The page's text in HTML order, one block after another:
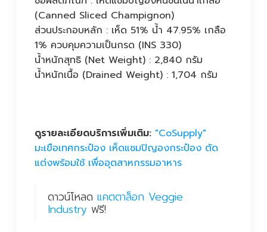
(Canned Sliced Champignon)
ส่วนประกอบหลัก : เห็ด 51% น้ำ 47.95% เกลือ
1% ควบคุมความเป็นกรด (INS 330)
น้ำหนักสุทธิ (Net Weight) : 2,840 กรัม
น้ำหนักเนื้อ (Drained Weight) : 1,704 กรัม
ดูรายละเอียดบริการเพิ่มเติม: "CoSupply"
มะเขือเทศกระป๋อง เห็ดแชมปิญองกระป๋อง ตัด
แต่งพร้อมใช้ เพื่ออุตสาหกรรมอาหาร
ดาวน์โหลด แคตตาล็อก Veggie
Industry ฟรี!